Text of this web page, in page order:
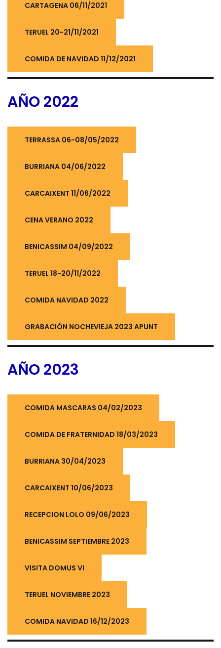
CARTAGENA 06/11/2021
TERUEL 20-21/11/2021
COMIDA DE NAVIDAD 11/12/2021
AÑO 2022
TERRASSA 06-08/05/2022
BURRIANA 04/06/2022
CARCAIXENT 11/06/2022
CENA VERANO 2022
BENICASSIM 04/09/2022
TERUEL 18-20/11/2022
COMIDA NAVIDAD 2022
GRABACIÓN NOCHEVIEJA 2023 APUNT
AÑO2023
COMIDA MASCARAS 04/02/2023
COMIDA DE FRATERNIDAD 18/03/2023
BURRIANA 30/04/2023
CARCAIXENT 10/06/2023
RECEPCION LOLO 09/06/2023
BENICASSIM SEPTIEMBRE 2023
VISITA DOMUS VI
TERUEL NOVIEMBRE 2023
COMIDA NAVIDAD 16/12/2023